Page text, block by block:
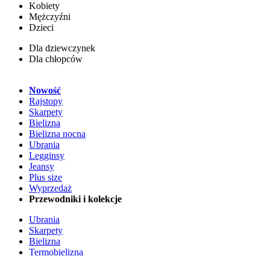
Kobiety
Mężczyźni
Dzieci
Dla dziewczynek
Dla chłopców
Nowość
Rajstopy
Skarpety
Bielizna
Bielizna nocna
Ubrania
Legginsy
Jeansy
Plus size
Wyprzedaż
Przewodniki i kolekcje
Ubrania
Skarpety
Bielizna
Termobielizna